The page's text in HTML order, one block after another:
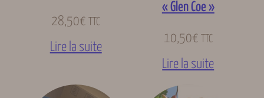
28,50€ TTC
Lire la suite
« Glen Coe »
10,50€ TTC
Lire la suite